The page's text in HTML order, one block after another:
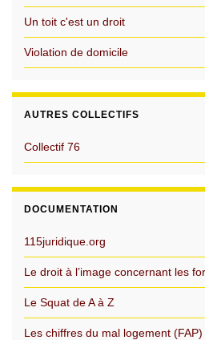
Un toit c'est un droit
Violation de domicile
AUTRES COLLECTIFS
Collectif 76
DOCUMENTATION
115juridique.org
Le droit à l’image concernant les
Le Squat de A à Z
Les chiffres du mal logement (FAP)